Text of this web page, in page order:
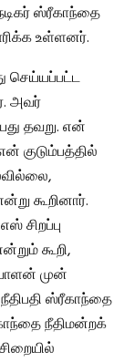
ஸ்ரீகாந்தை
உள்ளனர்.
செய்யப்பட்ட
அவர்
தவறு. என்
கூறினார்.
சிறப்பு
கூறி,
முன்
ஸ்ரீகாந்தை
நீதிமன்றக்